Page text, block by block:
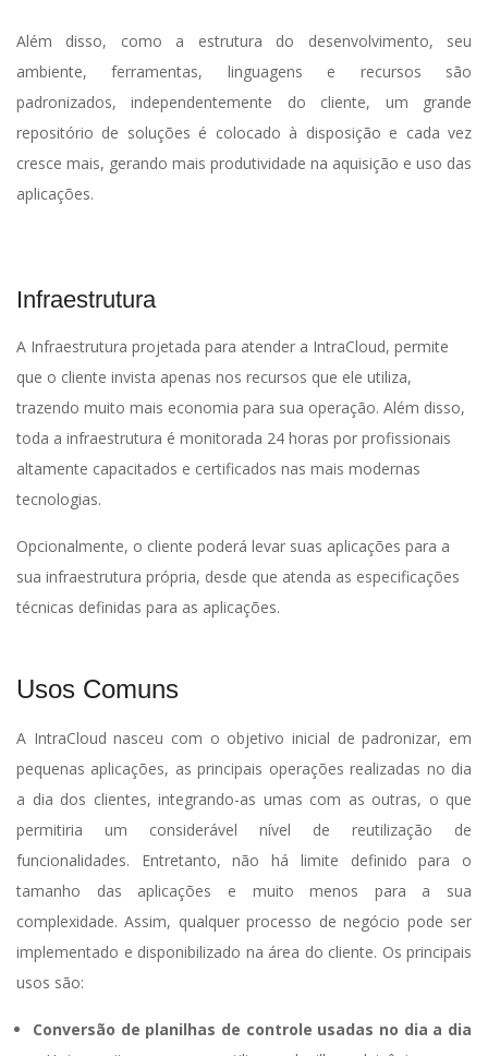
Além disso, como a estrutura do desenvolvimento, seu
ambiente, ferramentas, linguagens e recursos são
padronizados, independentemente do cliente, um grande
repositório de soluções é colocado à disposição e cada vez
cresce mais, gerando mais produtividade na aquisição e uso das
aplicações.
Infraestrutura
A Infraestrutura projetada para atender a IntraCloud, permite
que o cliente invista apenas nos recursos que ele utiliza,
trazendo muito mais economia para sua operação. Além disso,
toda a infraestrutura é monitorada 24 horas por profissionais
altamente capacitados e certificados nas mais modernas
tecnologias.
Opcionalmente, o cliente poderá levar suas aplicações para a
sua infraestrutura própria, desde que atenda as especificações
técnicas definidas para as aplicações.
Usos Comuns
A IntraCloud nasceu com o objetivo inicial de padronizar, em
pequenas aplicações, as principais operações realizadas no dia
a dia dos clientes, integrando-as umas com as outras, o que
permitiria um considerável nível de reutilização de
funcionalidades. Entretanto, não há limite definido para o
tamanho das aplicações e muito menos para a sua
complexidade. Assim, qualquer processo de negócio pode ser
implementado e disponibilizado na área do cliente. Os principais
usos são:
Conversão de planilhas de controle usadas no dia a dia